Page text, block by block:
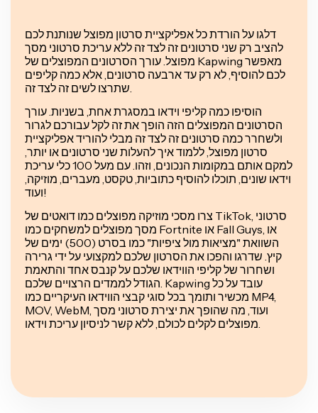
דלגו על הורדת כל אפליקציית סרטון מפוצל שנותנת לכם
להציב רק שני סרטונים זה לצד זה ללא עריכת סרטוני מסך
מפוצל. עורך הסרטונים המפוצלים של Kapwing מאפשר
לכם להוסיף, לא רק עד ארבעה סרטונים, אלא כמה קליפים
הוסיפו כמה קליפי וידאו במסגרת אחת, בשניות. עורך
הסרטונים המפוצלים הזה הופך את זה לקל עבורכם לגרור
ולשחרר כמה סרטונים זה לצד זה מבלי להוריד אפליקציית
סרטון מפוצל, ללמוד איך להעלות שני סרטונים או יותר,
למקם אותם במקומות הנכונים, וזהו. עם מעל 100 כלי עריכת
וידאו שונים, תוכלו להוסיף כתוביות, טקסט, מעברים, מוזיקה,
ועוד!
צרו מסכי מוזיקה מפוצלים כמו דואטים של TikTok, סרטוני
מסך מפוצלים למשחקים כמו Fortnite או Fall Guys, או
השוואת "מציאות מול ציפיות" כמו בסרט (500) ימים של
קיץ. שדרגו והפכו את הסרטון שלכם למקצועי על ידי גרירה
ושחרור של קליפי הווידאו שלכם על קנבס אחד והתאמת
הגודל לממדים הרצויים שלכם. Kapwing עובד על כל
מכשיר ותומך בכל סוגי קבצי הווידאו העיקריים כמו MP4,
MOV, WebM, ועוד, מה שהופך את יצירת סרטוני מסך